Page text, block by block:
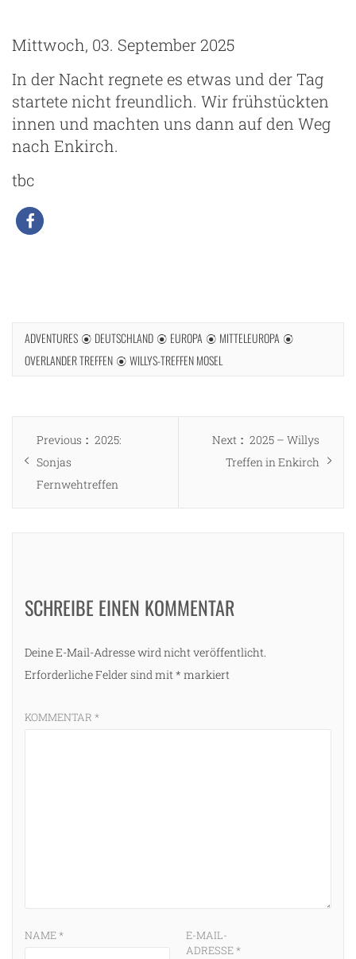
Mittwoch, 03. September 2025
In der Nacht regnete es etwas und der Tag
startete nicht freundlich. Wir frühstückten
innen und machten uns dann auf den Weg
nach Enkirch.
tbc
ADVENTURES DEUTSCHLAND EUROPA
MITTELEUROPA
OVERLANDER TREFFEN
WILLYS-TREFFEN MOSEL
Beitragsnavigation
Previous
Previous
2025:
Sonjas
Fernwehtreffen
Next
Next
post:
2025 – Willys
Treffen in Enkirch
SCHREIBE EINEN KOMMENTAR
Deine E-Mail-Adresse wird nicht veröffentlicht.
Erforderliche Felder sind mit* markiert
KOMMENTAR *
NAME*
E-MAIL-
ADRESSE*